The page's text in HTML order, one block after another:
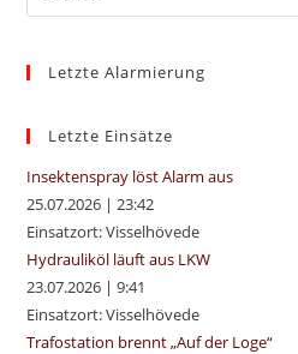
Letzte Alarmierung
Letzte Einsätze
Insektenspray löst Alarm aus
25.07.2026 |23:42
Einsatzort: Visselhövede
Hydrauliköl läuft aus LKW
23.07.2026 |9:41
Einsatzort: Visselhövede
Trafostation brennt „Auf der Loge“